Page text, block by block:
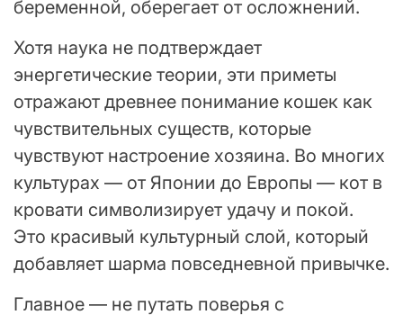
беременной, оберегает от осложнений.
Хотя наука не подтверждает
энергетические теории, эти приметы
отражают древнее понимание кошек как
чувствительных существ, которые
чувствуют настроение хозяина. Во многих
культурах — от Японии до Европы — кот в
кровати символизирует удачу и покой.
Это красивый культурный слой, который
добавляет шарма повседневной привычке.
Главное — не путать поверья с